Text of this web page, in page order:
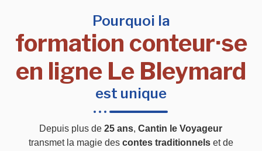
Pourquoi la
formation conteur·se
en ligne Le Bleymard
est unique
Depuis plus de25 ans,Cantin le Voyageur
transmet la magie des contes traditionnelset de